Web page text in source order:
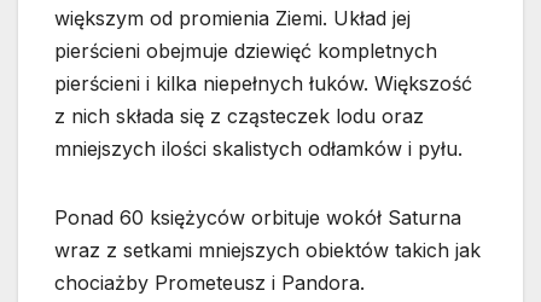
większym od promienia Ziemi. Układ jej
pierścieni obejmuje dziewięć kompletnych
pierścieni i kilka niepełnych łuków. Większość
z nich składa się z cząsteczek lodu oraz
mniejszych ilości skalistych odłamków i pyłu.
Ponad 60 księżyców orbituje wokół Saturna
wraz z setkami mniejszych obiektów takich jak
chociażby Prometeusz i Pandora.